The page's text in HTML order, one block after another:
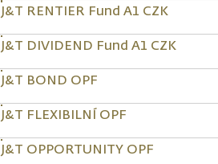
J&T RENTIER Fund A1 CZK
J&T DIVIDEND Fund A1 CZK
J&T BOND OPF
J&T FLEXIBILNÍ OPF
J&T OPPORTUNITY OPF